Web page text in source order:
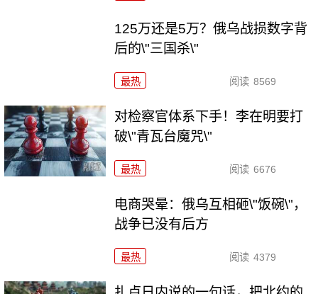
125万还是5万？俄乌战损数字背
后的\"三国杀\"
最热 阅读 8569
对检察官体系下手！李在明要打
破\"青瓦台魔咒\"
最热 阅读 6676
电商哭晕：俄乌互相砸\"饭碗\"，
战争已没有后方
最热 阅读 4379